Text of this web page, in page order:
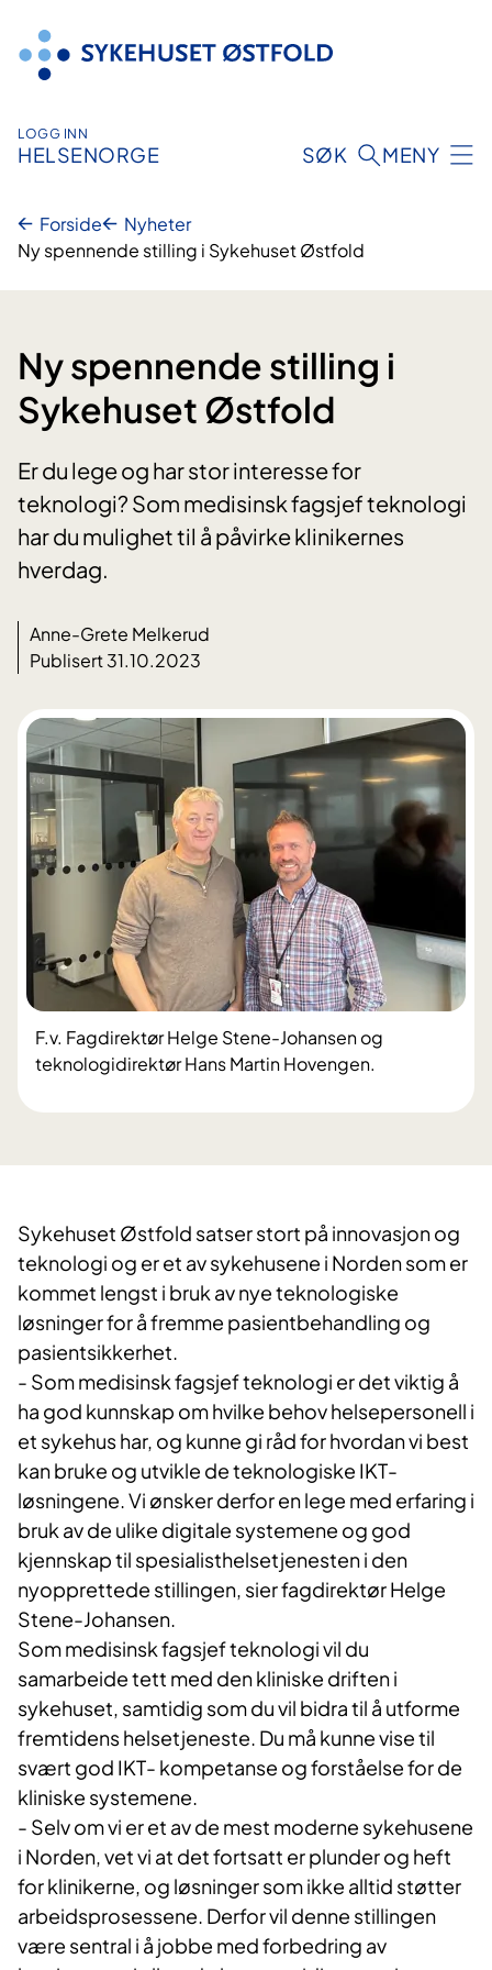
innhold
LOGG INN
HELSENORGE SØK MENY
Forside
Nyheter
Ny spennende stilling i Sykehuset Østfold
Ny spennende stilling i
Sykehuset Østfold
Er du lege og har stor interesse for
teknologi? Som medisinsk fagsjef teknologi
har du mulighet til å påvirke klinikernes
hverdag.
Anne-Grete Melkerud
Publisert 31.10.2023
F.v. Fagdirektør Helge Stene-Johansen og
teknologidirektør Hans Martin Hovengen.
Sykehuset Østfold satser stort på innovasjon og
teknologi og er et av sykehusene i Norden som er
kommet lengst i bruk av nye teknologiske
løsninger for å fremme pasientbehandling og
pasientsikkerhet.
- Som medisinsk fagsjef teknologi er det viktig å
ha god kunnskap om hvilke behov helsepersonell i
et sykehus har, og kunne gi råd for hvordan vi best
kan bruke og utvikle de teknologiske IKT-
løsningene. Vi ønsker derfor en lege med erfaring i
bruk av de ulike digitale systemene og god
kjennskap til spesialisthelsetjenesten i den
nyopprettede stillingen, sier fagdirektør Helge
Stene-Johansen.
Som medisinsk fagsjef teknologi vil du
samarbeide tett med den kliniske driften i
sykehuset, samtidig som du vil bidra til å utforme
fremtidens helsetjeneste. Du må kunne vise til
svært god IKT- kompetanse og forståelse for de
kliniske systemene.
- Selv om vi er et av de mest moderne sykehusene
i Norden, vet vi at det fortsatt er plunder og heft
for klinikerne, og løsninger som ikke alltid støtter
arbeidsprosessene. Derfor vil denne stillingen
være sentral i å jobbe med forbedring av